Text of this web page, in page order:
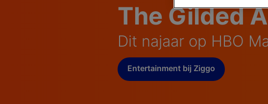
The Gilded
Dit najaar op HBO
Entertainment bij Ziggo